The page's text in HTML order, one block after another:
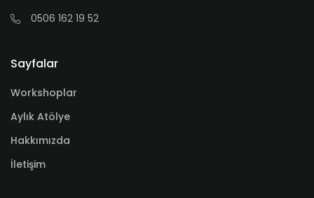
0506 162 19 52
Sayfalar
Workshoplar
Aylık Atölye
Hakkımızda
İletişim